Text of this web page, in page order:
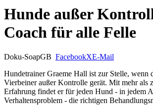
Hunde außer
Coach für alle Felle
Doku-SoapGB FacebookXE-Mail
Hundetrainer Graeme Hall ist zur Stelle, wenn
Vierbeiner außer Kontrolle gerät. Mit mehr als
Erfahrung findet er für jeden Hund - in jedem
Verhaltensproblem - die richtigen